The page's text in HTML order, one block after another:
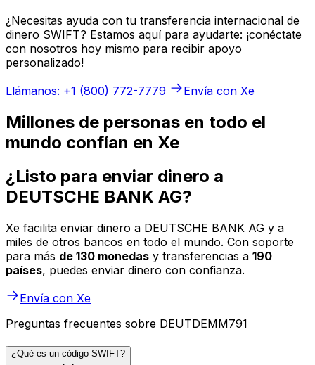
¿Necesitas ayuda con tu transferencia internacional de
dinero SWIFT? Estamos aquí para ayudarte: ¡conéctate
con nosotros hoy mismo para recibir apoyo
personalizado!
Llámanos: +1 (800) 772-7779
Envía con Xe
Millones de personas en todo el
mundo confían en Xe
¿Listo para enviar dinero a
DEUTSCHE BANK AG?
Xe facilita enviar dinero a DEUTSCHE BANK AG y a
miles de otros bancos en todo el mundo. Con soporte
para más de 130 monedas y transferencias a 190
países, puedes enviar dinero con confianza.
Envía con Xe
Preguntas frecuentes sobre DEUTDEMM791
¿Qué es un código SWIFT?